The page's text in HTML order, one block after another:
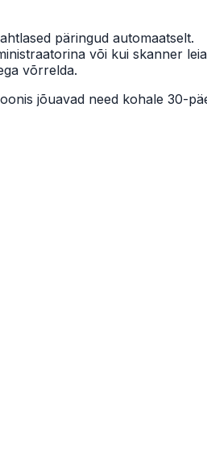
päringud automaatselt.
või kui skanner
võrrelda.
jõuavad need kohale 30-